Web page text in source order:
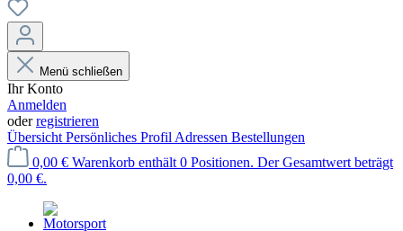
Menü schließen
Ihr Konto
Anmelden
oderregistrieren
Übersicht Persönliches Profil Adressen Bestellungen
0,00 € Warenkorb enthält 0 Positionen. Der Gesamtwert beträgt
0,00 €.